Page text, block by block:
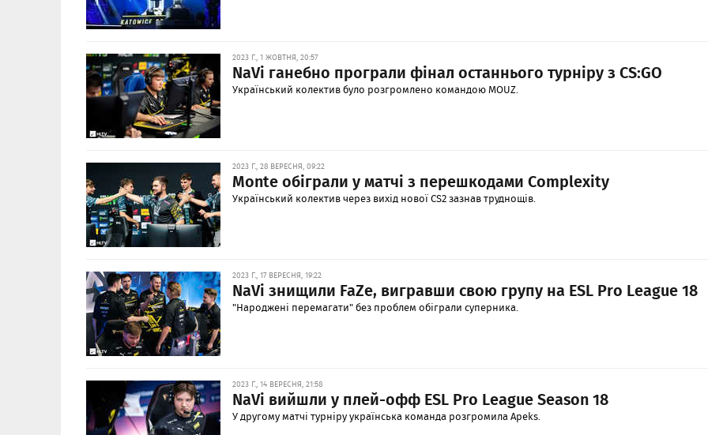
2023 Г., 1 ЖОВТНЯ, 20:57
NaVi ганебно програли фінал останнього турніру з CS:GO
Український колектив було розгромлено командою MOUZ.
2023 Г., 28 ВЕРЕСНЯ, 09:22
Monte обіграли у матчі з перешкодами Complexity
Український колектив через вихід нової CS2 зазнав труднощів.
2023 Г., 17 ВЕРЕСНЯ, 19:22
NaVi знищили FaZe, вигравши свою групу на ESL Pro League 18
"Народжені перемагати" без проблем обіграли суперника.
2023 Г., 14 ВЕРЕСНЯ, 21:58
NaVi вийшли у плей-офф ESL Pro League Season 18
У другому матчі турніру українська команда розгромила Apeks.